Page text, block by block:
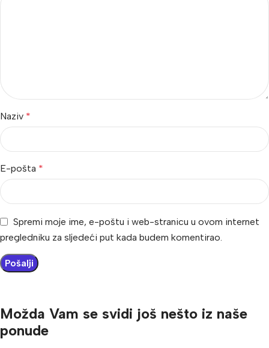
Naziv *
E-pošta *
Spremi moje ime, e-poštu i web-stranicu u ovom internet
pregledniku za sljedeći put kada budem komentirao.
Možda Vam se svidi još nešto iz naše
ponude